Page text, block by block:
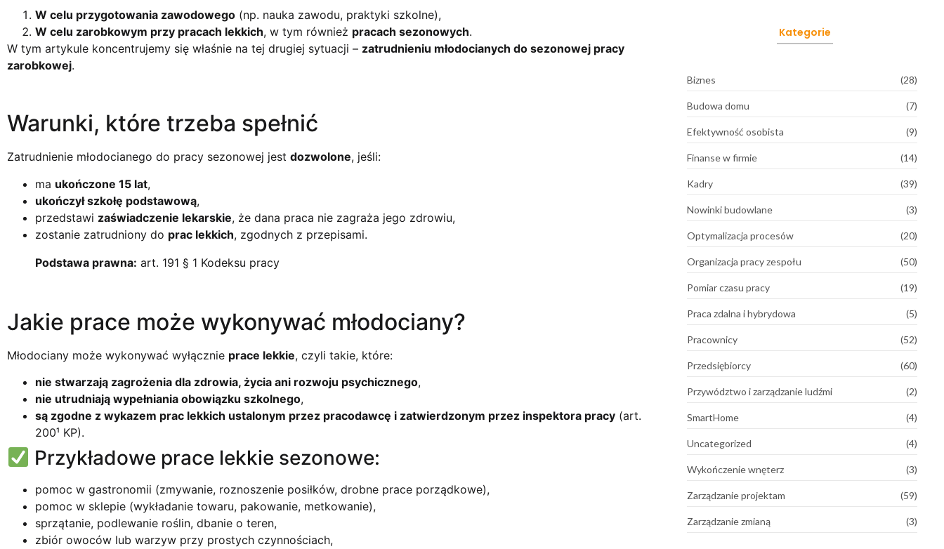
W celu przygotowania zawodowego (np. nauka zawodu, praktyki szkolne),
W celu zarobkowym przy pracach lekkich, w tym również pracach sezonowych.
W tym artykule koncentrujemy się właśnie na tej drugiej sytuacji – zatrudnieniu młodocianych do sezonowej pracy
zarobkowej.
Warunki, które trzeba spełnić
Zatrudnienie młodocianego do pracy sezonowej jest dozwolone, jeśli:
ma ukończone 15 lat,
ukończył szkołę podstawową,
przedstawi zaświadczenie lekarskie, że dana praca nie zagraża jego zdrowiu,
zostanie zatrudniony do prac lekkich, zgodnych z przepisami.
Podstawa prawna: art. 191 § 1 Kodeksu pracy
Jakie prace może wykonywać młodociany?
Młodociany może wykonywać wyłącznie prace lekkie, czyli takie, które:
nie stwarzają zagrożenia dla zdrowia, życia ani rozwoju psychicznego,
nie utrudniają wypełniania obowiązku szkolnego,
są zgodne z wykazem prac lekkich ustalonym przez pracodawcę i zatwierdzonym przez inspektora pracy (art.
200¹ KP).
Przykładowe prace lekkie sezonowe:
pomoc w gastronomii (zmywanie, roznoszenie posiłków, drobne prace porządkowe),
pomoc w sklepie (wykładanie towaru, pakowanie, metkowanie),
sprzątanie, podlewanie roślin, dbanie o teren,
zbiór owoców lub warzyw przy prostych czynnościach,
Kategorie
Biznes (28)
Budowa domu (7)
Efektywność osobista (9)
Finanse w firmie (14)
Kadry (39)
Nowinki budowlane (3)
Optymalizacja procesów (20)
Organizacja pracy zespołu (50)
Pomiar czasu pracy (19)
Praca zdalna i hybrydowa (5)
Pracownicy (52)
Przedsiębiorcy (60)
Przywództwo i zarządzanie ludźmi (2)
SmartHome (4)
Uncategorized (4)
Wykończenie wnęterz (3)
Zarządzanie projektam (59)
Zarządzanie zmianą (3)